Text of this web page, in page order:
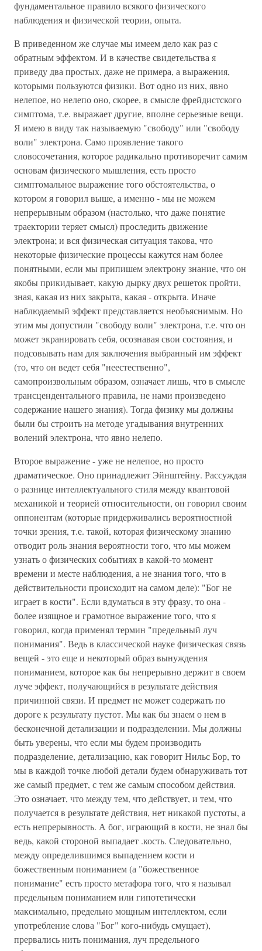
фундаментальное правило всякого физического
наблюдения и физической теории, опыта.
В приведенном же случае мы имеем дело как раз с
обратным эффектом. И в качестве свидетельства я
приведу два простых, даже не примера, а выражения,
которыми пользуются физики. Вот одно из них, явно
нелепое, но нелепо оно, скорее, в смысле фрейдистского
симптома, т.е. выражает другие, вполне серьезные вещи.
Я имею в виду так называемую "свободу" или "свободу
воли" электрона. Само проявление такого
словосочетания, которое радикально противоречит самим
основам физического мышления, есть просто
симптомальное выражение того обстоятельства, о
котором я говорил выше, а именно - мы не можем
непрерывным образом (настолько, что даже понятие
траектории теряет смысл) проследить движение
электрона; и вся физическая ситуация такова, что
некоторые физические процессы кажутся нам более
понятными, если мы припишем электрону знание, что он
якобы прикидывает, какую дырку двух решеток пройти,
зная, какая из них закрыта, какая - открыта. Иначе
наблюдаемый эффект представляется необъяснимым. Но
этим мы допустили "свободу воли" электрона, т.е. что он
может экранировать себя, осознавая свои состояния, и
подсовывать нам для заключения выбранный им эффект
(то, что он ведет себя "неестественно",
самопроизвольным образом, означает лишь, что в смысле
трансцендентального правила, не нами произведено
содержание нашего знания). Тогда физику мы должны
были бы строить на методе угадывания внутренних
волений электрона, что явно нелепо.
Второе выражение - уже не нелепое, но просто
драматическое. Оно принадлежит Эйнштейну. Рассуждая
о разнице интеллектуального стиля между квантовой
механикой и теорией относительности, он говорил своим
оппонентам (которые придерживались вероятностной
точки зрения, т.е. такой, которая физическому знанию
отводит роль знания вероятности того, что мы можем
узнать о физических событиях в какой-то момент
времени и месте наблюдения, а не знания того, что в
действительности происходит на самом деле): "Бог не
играет в кости". Если вдуматься в эту фразу, то она -
более изящное и грамотное выражение того, что я
говорил, когда применял термин "предельный луч
понимания". Ведь в классической науке физическая связь
вещей - это еще и некоторый образ вынуждения
пониманием, которое как бы непрерывно держит в своем
луче эффект, получающийся в результате действия
причинной связи. И предмет не может содержать по
дороге к результату пустот. Мы как бы знаем о нем в
бесконечной детализации и подразделении. Мы должны
быть уверены, что если мы будем производить
подразделение, детализацию, как говорит Нильс Бор, то
мы в каждой точке любой детали будем обнаруживать тот
же самый предмет, с тем же самым способом действия.
Это означает, что между тем, что действует, и тем, что
получается в результате действия, нет никакой пустоты, а
есть непрерывность. А бог, играющий в кости, не знал бы
ведь, какой стороной выпадает .кость. Следовательно,
между определившимся выпадением кости и
божественным пониманием (а "божественное
понимание" есть просто метафора того, что я называл
предельным пониманием или гипотетически
максимально, предельно мощным интеллектом, если
употребление слова "Бог" кого-нибудь смущает),
прервались нить понимания, луч предельного